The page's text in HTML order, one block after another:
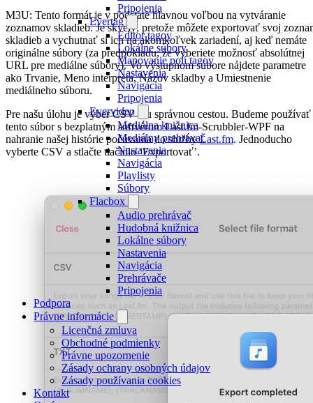
Pripojenia
Evertag
Editor tagov
Lokálne súbory
Mapovanie polí tagov
Nastavenia
Navigácia
Pripojenia
Evervideo
Mediálna knižnica
Mediálny prehrávač
Nastavenia
Navigácia
Playlisty
Súbory
Flacbox
Audio prehrávač
Hudobná knižnica
Lokálne súbory
Nastavenia
Navigácia
Prehrávače
Pripojenia
Podpora
Právne informácie
Licenčná zmluva
Obchodné podmienky
Právne upozornenie
Zásady ochrany osobných údajov
Zásady používania cookies
Kontakt
M3U: Tento formát je v podstate hlavnou voľbou na vytváranie
zoznamov skladieb. Je skvelý, pretože môžete exportovať svoj
skladieb a vychutnať si ich na akomkoľvek zariadení, aj keď nemáte
originálne súbory (za predpokladu, že vyberiete možnosť absolútnej
URL pre mediálne súbory). Vo výstupnom súbore nájdete parametre
ako Trvanie, Meno interpreta, Názov skladby a Umiestnenie
mediálneho súboru.
Pre našu úlohu je výber CSV tou správnou cestou. Budeme používať
tento súbor s bezplatným softvérom Last.fm-Scrubbler-WPF na
nahranie našej histórie počúvania do službyLast.fm. Jednoducho
vyberte CSV a stlačte tlačidlo ‘Exportovať’.